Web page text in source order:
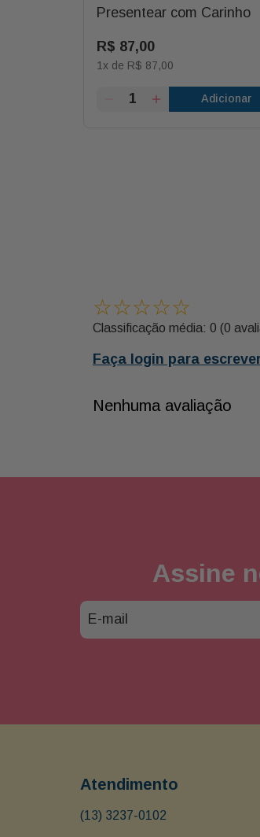
Presentear com Carinho
R$ 87,00
1x de R$ 87,00
Adicionar
☆☆☆☆☆
Classificação média: 0 (0
Faça login para
Nenhuma avaliação
Assine
Atendimento
(13) 3237-0102